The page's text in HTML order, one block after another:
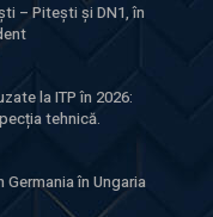
– Pitești și DN1, în
la ITP în 2026:
tehnică.
în Ungaria